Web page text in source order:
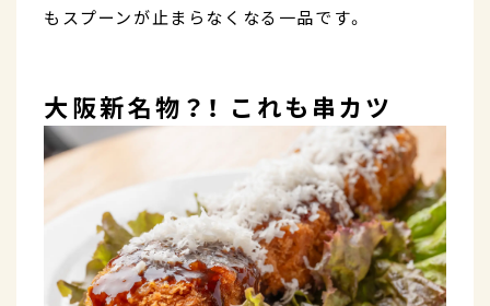
もスプーンが止まらなくなる一品です。
大阪新名物？！ これも串カツ